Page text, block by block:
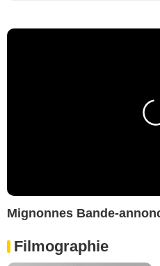
Mignonnes Bande-
Filmographie